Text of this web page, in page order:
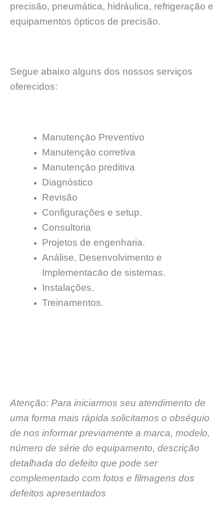
precisão, pneumática, hidráulica, refrigeração e
equipamentos ópticos de precisão.
Segue abaixo alguns dos nossos serviços
oferecidos:
Manutençāo Preventivo
Manutençāo corretiva
Manutençāo preditiva
Diagnóstico
Revisão
Configurações e setup.
Consultoria
Projetos de engenharia.
Análise, Desenvolvimento e
Implementacāo de sistemas.
Instalações.
Treinamentos.
Atenção: Para iniciarmos seu atendimento de
uma forma mais rápida solicitamos o obséquio
de nos informar previamente a marca, modelo,
número de série do equipamento, descrição
detalhada do defeito que pode ser
complementado com fotos e filmagens dos
defeitos apresentados